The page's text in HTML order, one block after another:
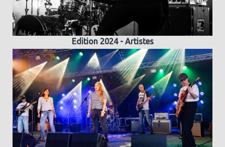
Edition 2024 - Artistes